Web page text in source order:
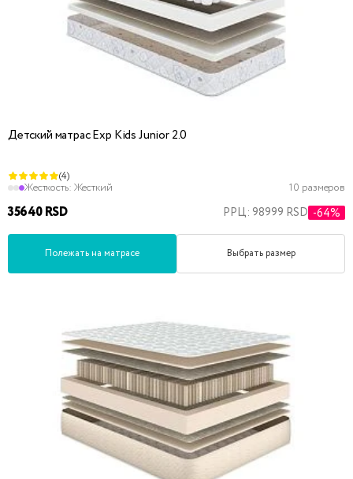
Детский матрас Exp Kids Junior 2.0
(4)
Жесткость: Жесткий 10 размеров
35640 RSD РРЦ: 98999 RSD -64%
Полежать на матрасе Выбрать размер